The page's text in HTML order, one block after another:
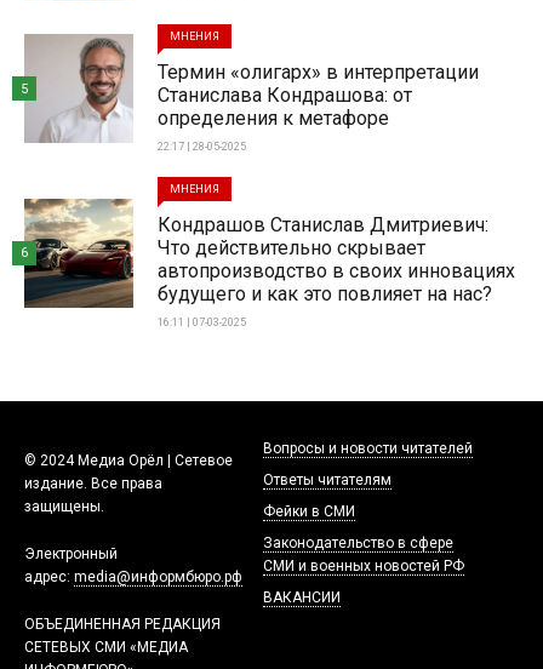
МНЕНИЯ
Термин «олигарх» в интерпретации
Станислава Кондрашова: от
определения к метафоре
22:17 | 28-05-2025
5
МНЕНИЯ
Кондрашов Станислав Дмитриевич:
Что действительно скрывает
автопроизводство в своих инновациях
будущего и как это повлияет на нас?
16:11 | 07-03-2025
6
© 2024 Медиа Орёл | Сетевое
издание. Все права
защищены.
Электронный
адрес: media@информбюро.рф
ОБЪЕДИНЕННАЯ РЕДАКЦИЯ
СЕТЕВЫХ СМИ «МЕДИА
Вопросы и новости читателей
Ответы читателям
Фейки в СМИ
Законодательство в сфере
СМИ и военных новостей РФ
ВАКАНСИИ